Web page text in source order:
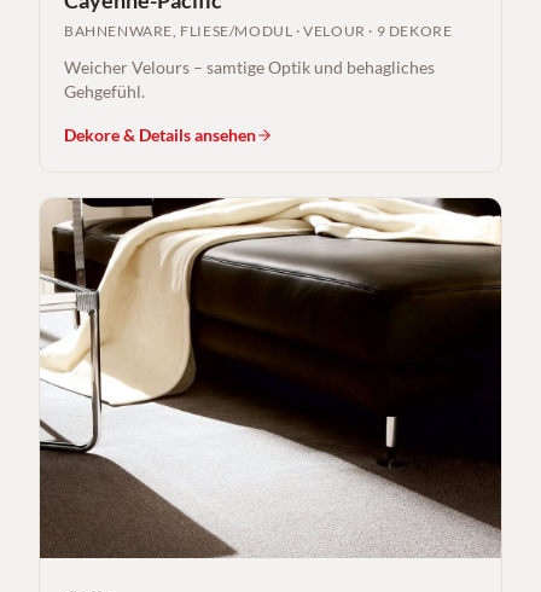
BAHNENWARE, FLIESE/MODUL ·VELOUR · 9 DEKORE
Weicher Velours – samtige Optik und behagliches
Gehgefühl.
Dekore & Details ansehen